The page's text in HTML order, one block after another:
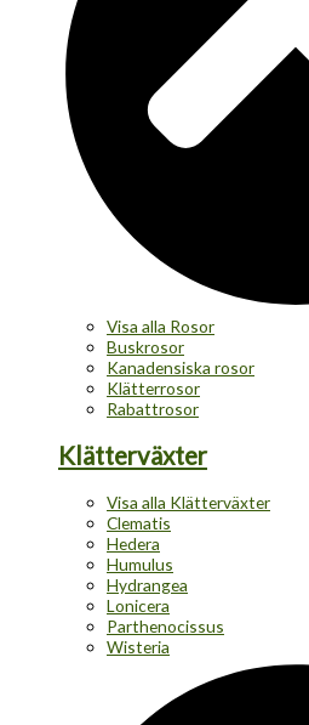
Visa alla Rosor
Buskrosor
Kanadensiska rosor
Klätterrosor
Rabattrosor
Klätterväxter
Visa alla Klätterväxter
Clematis
Hedera
Humulus
Hydrangea
Lonicera
Parthenocissus
Wisteria